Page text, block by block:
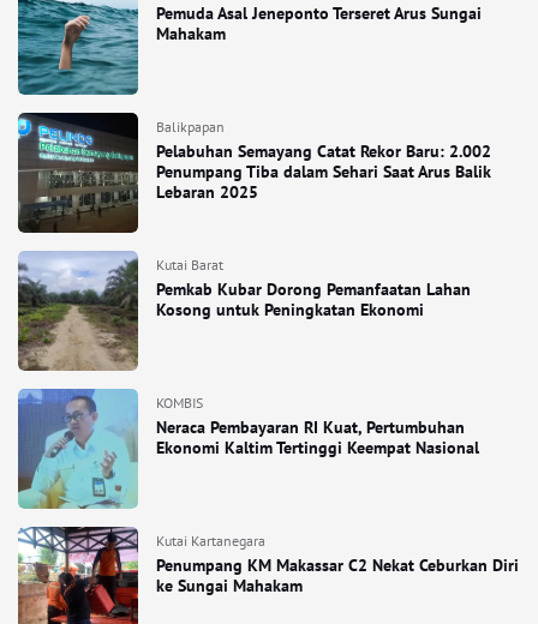
Pemuda Asal Jeneponto Terseret Arus Sungai
Mahakam
Balikpapan
Pelabuhan Semayang Catat Rekor Baru: 2.002
Penumpang Tiba dalam Sehari Saat Arus Balik
Lebaran 2025
Kutai Barat
Pemkab Kubar Dorong Pemanfaatan Lahan
Kosong untuk Peningkatan Ekonomi
KOMBIS
Neraca Pembayaran RI Kuat, Pertumbuhan
Ekonomi Kaltim Tertinggi Keempat Nasional
Kutai Kartanegara
Penumpang KM Makassar C2 Nekat Ceburkan Diri
ke Sungai Mahakam